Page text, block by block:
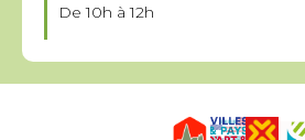
De 10h à 12h